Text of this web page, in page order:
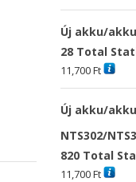
Új akku/
28 Total
11,700Ft
Új akku/
NTS302/
820 Total
11,700Ft